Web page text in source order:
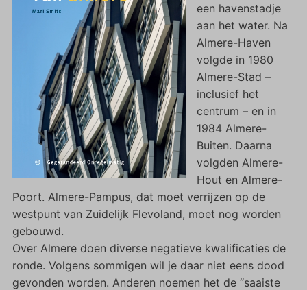
een havenstadje
aan het water. Na
Almere-Haven
volgde in 1980
Almere-Stad –
inclusief het
centrum – en in
1984 Almere-
Buiten. Daarna
volgden Almere-
Hout en Almere-
Poort. Almere-Pampus, dat moet verrijzen op de
westpunt van Zuidelijk Flevoland, moet nog worden
gebouwd.
Over Almere doen diverse negatieve kwalificaties de
ronde. Volgens sommigen wil je daar niet eens dood
gevonden worden. Anderen noemen het de “saaiste